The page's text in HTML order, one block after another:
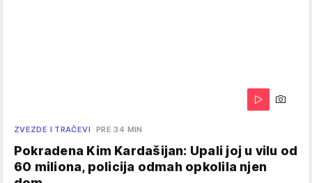
ZVEZDE I TRAČEVI PRE 34 MIN
Pokradena Kim Kardašijan: Upali joj u vilu od
60 miliona, policija odmah opkolila njen